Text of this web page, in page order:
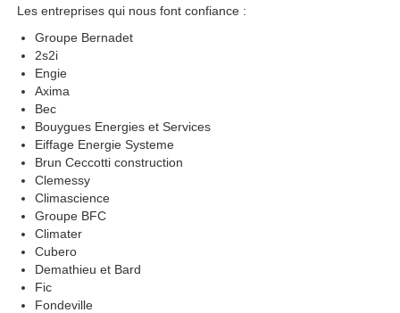
Les entreprises qui nous font confiance :
Groupe Bernadet
2s2i
Engie
Axima
Bec
Bouygues Energies et Services
Eiffage Energie Systeme
Brun Ceccotti construction
Clemessy
Climascience
Groupe BFC
Climater
Cubero
Demathieu et Bard
Fic
Fondeville